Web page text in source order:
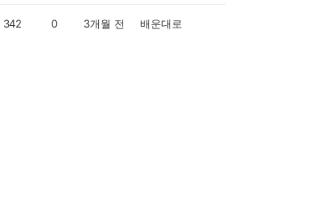
342 0 3개월 전 배운대로